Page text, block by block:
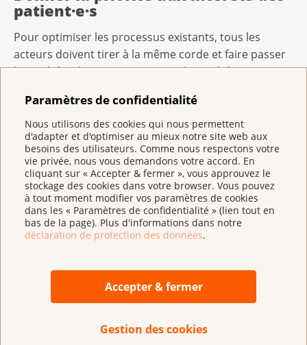
Paramètres de confidentialité
Nous utilisons des cookies qui nous permettent
d'adapter et d'optimiser au mieux notre site web aux
besoins des utilisateurs. Comme nous respectons votre
vie privée, nous vous demandons votre accord. En
cliquant sur « Accepter & fermer », vous approuvez le
stockage des cookies dans votre browser. Vous pouvez
à tout moment modifier vos paramètres de cookies
dans les « Paramètres de confidentialité » (lien tout en
bas de la page). Plus d'informations dans notre
déclaration de protection des données.
Accepter & fermer
Gestion des cookies
patient·e·s
Pour optimiser les processus existants, tous les
acteurs doivent tirer à la même corde et faire passer
les intérêts des patient·e·s avant les intérêts
national (CSSS-N) l'a reconnu et s'est prononcée à une
courte majorité en faveur des patient·e·s. Il reste à
espérer que le Conseil national suivra les
propositions majoritaires de sa commission lors de la
session d'hiver.
managed entry agreements on pharmaceutical prices,
Health Economics,
https://onlinelibrary.wiley.com/doi/full/10.1002/
Carl D, Vokinger K., (2021): Patients’ access to drugs